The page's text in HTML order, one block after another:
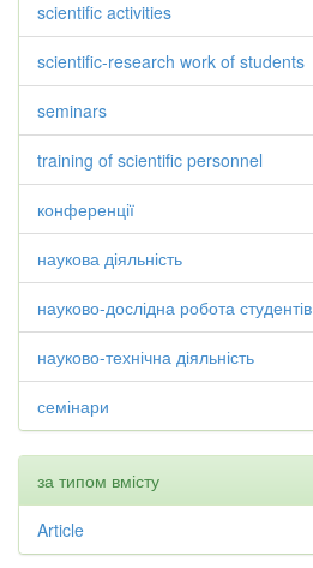
scientific activities
scientific-research work of students
seminars
training of scientific personnel
конференції
наукова діяльність
науково-дослідна робота студентів
науково-технічна діяльність
семінари
за типом вмісту
Article